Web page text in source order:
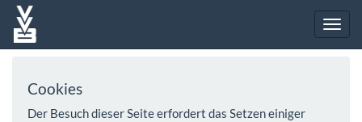
Cookies
Der Besuch dieser Seite erfordert das Setzen einiger